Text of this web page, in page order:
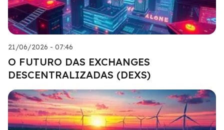
21/06/2026 - 07:46
O FUTURO DAS EXCHANGES
DESCENTRALIZADAS (DEXS)